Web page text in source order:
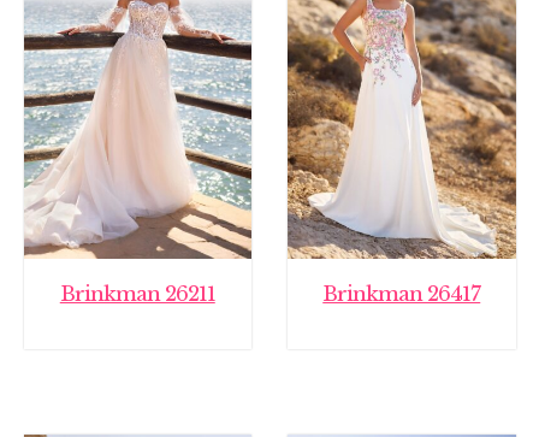
Brinkman 26211 Brinkman 26417